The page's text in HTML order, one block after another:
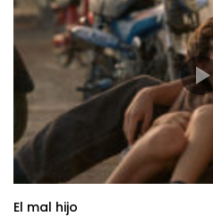
El mal hijo